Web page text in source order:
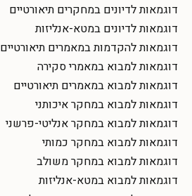
דוגמאות לדיונים במחקרים תיאורטיים
דוגמאות לדיונים במטא-אנליזות
דוגמאות להקדמות במאמרים תיאורטיים
דוגמאות למבוא במאמרי סקירה
דוגמאות למבוא במאמרים תיאורטיים
דוגמאות למבוא במחקר איכותני
דוגמאות למבוא במחקר אנליטי-פרשני
דוגמאות למבוא במחקר כמותי
דוגמאות למבוא במחקר משולב
דוגמאות למבוא במטא-אנליזות